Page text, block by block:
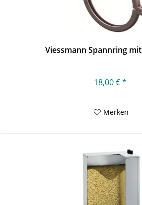
Viessmann Spannring
18,00 € *
Merken